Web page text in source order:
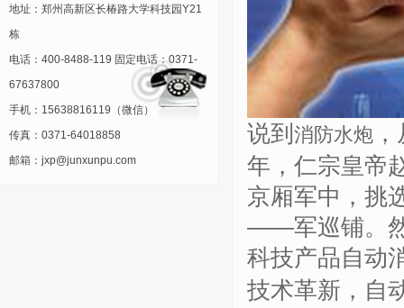
地址：郑州高新区长椿路大学科技园Y21
栋
电话：400-8488-119 固定电话：0371-
67637800
手机：15638816119（微信）
传真：0371-64018858
邮箱：jxp@junxunpu.com
说到 消防水炮
年，仁宗皇帝
京厢军中，挑
——军巡铺。然
科技产品自动
技术革新，自